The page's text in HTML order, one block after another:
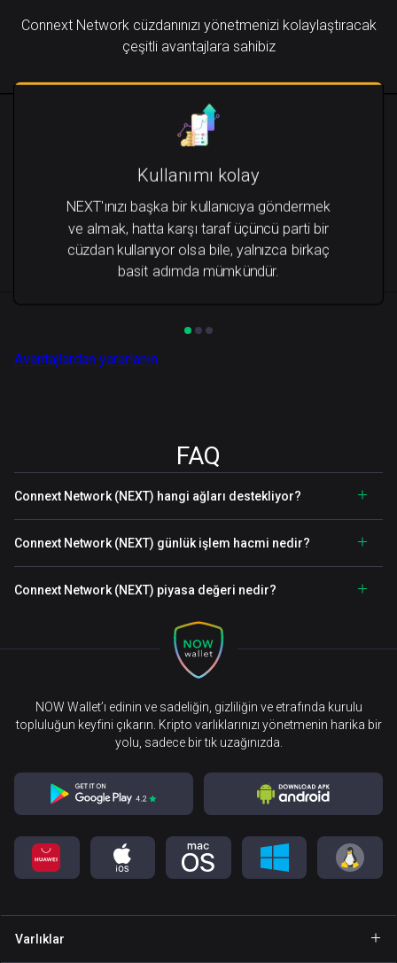
Connext Network cüzdanınızı yönetmenizi kolaylaştıracak
çeşitli avantajlara sahibiz
Kullanımı kolay
NEXT'ınızı başka bir kullanıcıya göndermek
ve almak, hatta karşı taraf üçüncü parti bir
cüzdan kullanıyor olsa bile, yalnızca birkaç
basit adımda mümkündür.
Avantajlardan yararlanın
FAQ
Connext Network (NEXT) hangi ağları destekliyor?
Connext Network (NEXT) günlük işlem hacmi nedir?
Connext Network (NEXT) piyasa değeri nedir?
NOW Wallet’ı edinin ve sadeliğin, gizliliğin ve etrafında kurulu
topluluğun keyfini çıkarın. Kripto varlıklarınızı yönetmenin harika bir
yolu, sadece bir tık uzağınızda.
Varlıklar